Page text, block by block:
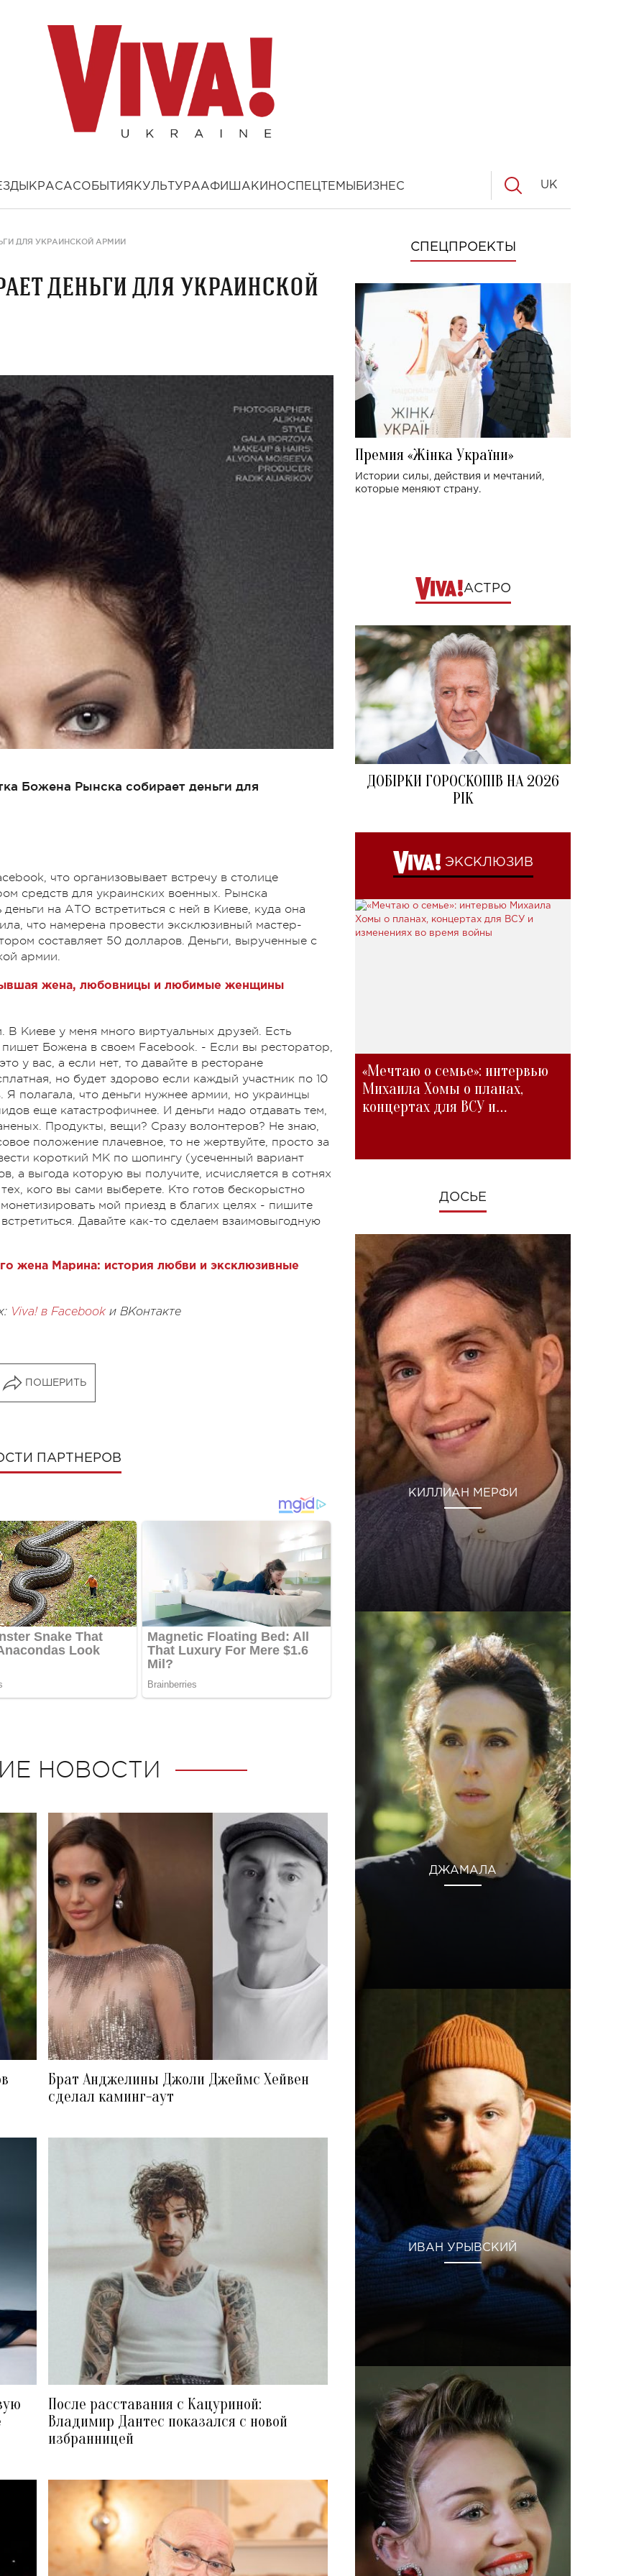
КРАСАСОБЫТИЯ КУЛЬТУРААФИША КИНОСПЕЦТЕМЫ БИЗНЕС UK
ДЛЯ УКРАИНСКОЙ АРМИИ
деньги для украинской
Божена Рынска собирает деньги для
что организовывает встречу в столице
средств для украинских военных. Рынска
на АТО встретиться с ней в Киеве, куда она
что намерена провести эксклюзивный мастер-
составляет 50 долларов. Деньги, вырученные с
армии.
жена, любовницы и любимые женщины
Киеве у меня много виртуальных друзей. Есть
Божена в своем Facebook. - Если вы ресторатор,
у вас, а если нет, то давайте в ресторане
но будет здорово если каждый участник по 10
полагала, что деньги нужнее армии, но украинцы
еще катастрофичнее. И деньги надо отдавать тем,
Продукты, вещи? Сразу волонтеров? Не знаю,
положение плачевное, то не жертвуйте, просто за
короткий МК по шопингу (усеченный вариант
а выгода которую вы получите, исчисляется в сотнях
кого вы сами выберете. Кто готов бескорыстно
мой приезд в благих целях - пишите
Давайте как-то сделаем взаимовыгодную
жена Марина: история любви и эксклюзивные
Viva! в Facebook и ВКонтакте
ПОШЕРИТЬ
ПАРТНЕРОВ
НОВОСТИ
Брат Анджелины Джоли Джеймс Хейвен
сделал каминг-аут
После расставания с Кацуриной:
Владимир Дантес показался с новой
избранницей
СПЕЦПРОЕКТЫ
Премия «Жінка України»
Истории силы, действия и мечтаний,
которые меняют страну.
АСТРО
ДОБІРКИ ГОРОСКОПІВ НА 2026
РІК
ЭКСКЛЮЗИВ
«Мечтаю о семье»: интервью
Михаила Хомы о планах,
концертах для ВСУ и
ДОСЬЕ
КИЛЛИАН МЕРФИ
ДЖАМАЛА
ИВАН УРЫВСКИЙ